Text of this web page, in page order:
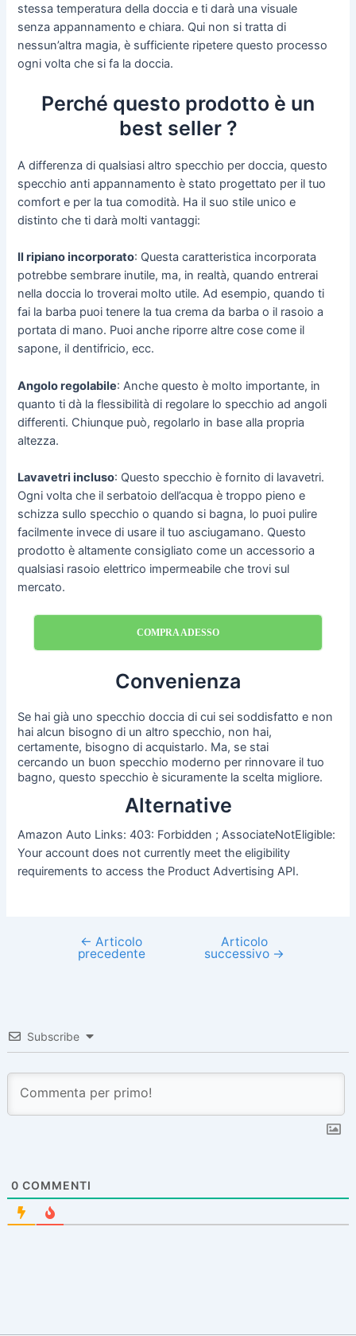
stessa temperatura della doccia e ti darà una visuale
senza appannamento e chiara. Qui non si tratta di
nessun’altra magia, è sufficiente ripetere questo processo
ogni volta che si fa la doccia.
Perché questo prodotto è un
best seller ?
A differenza di qualsiasi altro specchio per doccia, questo
specchio anti appannamento è stato progettato per il tuo
comfort e per la tua comodità. Ha il suo stile unico e
distinto che ti darà molti vantaggi:
Il ripiano incorporato: Questa caratteristica incorporata
potrebbe sembrare inutile, ma, in realtà, quando entrerai
nella doccia lo troverai molto utile. Ad esempio, quando ti
fai la barba puoi tenere la tua crema da barba o il rasoio a
portata di mano. Puoi anche riporre altre cose come il
sapone, il dentifricio, ecc.
Angolo regolabile: Anche questo è molto importante, in
quanto ti dà la flessibilità di regolare lo specchio ad angoli
differenti. Chiunque può, regolarlo in base alla propria
altezza.
Lavavetri incluso: Questo specchio è fornito di lavavetri.
Ogni volta che il serbatoio dell’acqua è troppo pieno e
schizza sullo specchio o quando si bagna, lo puoi pulire
facilmente invece di usare il tuo asciugamano. Questo
prodotto è altamente consigliato come un accessorio a
qualsiasi rasoio elettrico impermeabile che trovi sul
mercato.
COMPRA ADESSO
Convenienza
Se hai già uno specchio doccia di cui sei soddisfatto e non
hai alcun bisogno di un altro specchio, non hai,
certamente, bisogno di acquistarlo. Ma, se stai
cercando un buon specchio moderno per rinnovare il tuo
bagno, questo specchio è sicuramente la scelta migliore.
Alternative
Amazon Auto Links: 403: Forbidden ; AssociateNotEligible:
Your account does not currently meet the eligibility
requirements to access the Product Advertising API.
Navigazione
articoli
← Articolo
precedente
Articolo
successivo →
Subscribe
0 COMMENTI